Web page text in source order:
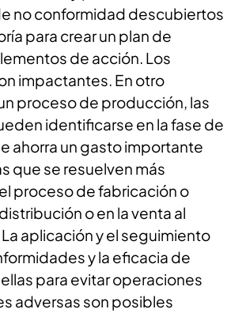
no conformidad descubiertos
para crear un plan de
de acción. Los
impactantes. En otro
proceso de producción, las
identificarse en la fase de
ahorra un gasto importante
que se resuelven más
proceso de fabricación o
o en la venta al
La aplicación y el seguimiento
y la eficacia de
para evitar operaciones
adversas son posibles